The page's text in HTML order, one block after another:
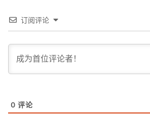
订阅评论
0 评论